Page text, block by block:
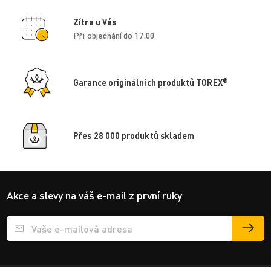
Zítra u Vás
Při objednání do 17:00
Garance originálních produktů TOREX®
Přes 28 000 produktů skladem
Akce a slevy na váš e-mail z první ruky
Přihlášení e-mailu k odběru